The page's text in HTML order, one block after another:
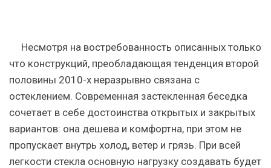
Несмотря на востребованность описанных только
что конструкций, преобладающая тенденция второй
половины 2010-х неразрывно связана с
остеклением. Современная застекленная беседка
сочетает в себе достоинства открытых и закрытых
вариантов: она дешева и комфортна, при этом не
пропускает внутрь холод, ветер и грязь. При всей
легкости стекла основную нагрузку создавать будет